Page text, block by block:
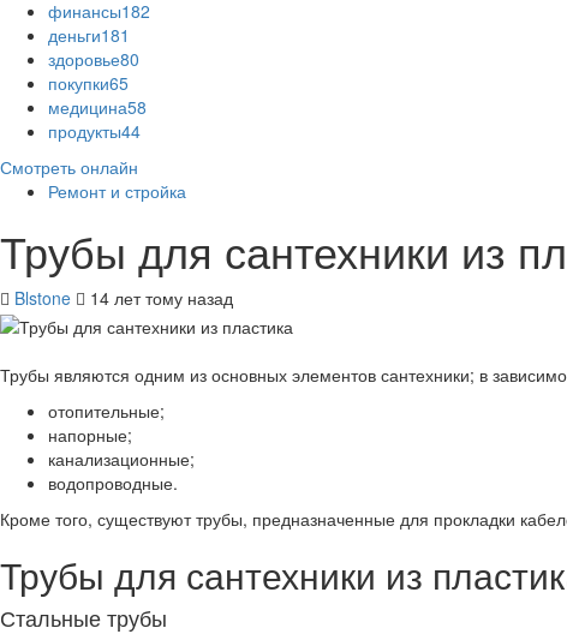
финансы182
деньги181
здоровье80
покупки65
медицина58
продукты44
Смотреть онлайн
Ремонт и стройка
Трубы для сантехники из
Blstone 14 лет тому назад
Трубы являются одним из основных элементов сантехники; в
отопительные;
напорные;
канализационные;
водопроводные.
Кроме того, существуют трубы, предназначенные для прокладки
Трубы для сантехники из
Стальные трубы